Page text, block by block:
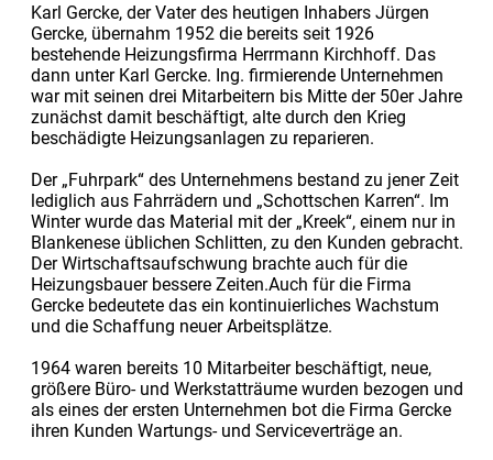
Karl Gercke, der Vater des heutigen Inhabers Jürgen
Gercke, übernahm 1952 die bereits seit 1926
bestehende Heizungsfirma Herrmann Kirchhoff. Das
dann unter Karl Gercke. Ing. firmierende Unternehmen
war mit seinen drei Mitarbeitern bis Mitte der 50er Jahre
zunächst damit beschäftigt, alte durch den Krieg
beschädigte Heizungsanlagen zu reparieren.
Der „Fuhrpark“ des Unternehmens bestand zu jener Zeit
lediglich aus Fahrrädern und „Schottschen Karren“. Im
Winter wurde das Material mit der „Kreek“, einem nur in
Blankenese üblichen Schlitten, zu den Kunden gebracht.
Der Wirtschaftsaufschwung brachte auch für die
Heizungsbauer bessere Zeiten.Auch für die Firma
Gercke bedeutete das ein kontinuierliches Wachstum
und die Schaffung neuer Arbeitsplätze.
1964 waren bereits 10 Mitarbeiter beschäftigt, neue,
größere Büro- und Werkstatträume wurden bezogen und
als eines der ersten Unternehmen bot die Firma Gercke
ihren Kunden Wartungs- und Serviceverträge an.